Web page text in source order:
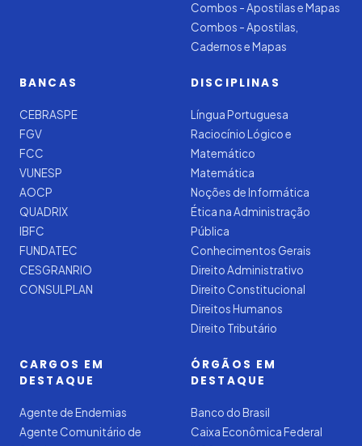
Combos - Apostilas e Mapas
Combos - Apostilas,
Cadernos e Mapas
BANCAS
CEBRASPE
FGV
FCC
VUNESP
AOCP
QUADRIX
IBFC
FUNDATEC
CESGRANRIO
CONSULPLAN
DISCIPLINAS
Língua Portuguesa
Raciocínio Lógico e
Matemático
Matemática
Noções de Informática
Ética na Administração
Pública
Conhecimentos Gerais
Direito Administrativo
Direito Constitucional
Direitos Humanos
Direito Tributário
CARGOS EM
DESTAQUE
Agente de Endemias
Agente Comunitário de
ÓRGÃOS EM
DESTAQUE
Banco do Brasil
Caixa Econômica Federal